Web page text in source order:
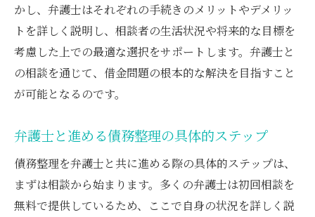
かし、弁護士はそれぞれの手続きのメリットやデメリッ
トを詳しく説明し、相談者の生活状況や将来的な目標を
考慮した上での最適な選択をサポートします。弁護士と
の相談を通じて、借金問題の根本的な解決を目指すこと
が可能となるのです。
弁護士と進める債務整理の具体的ステップ
債務整理を弁護士と共に進める際の具体的ステップは、
まずは相談から始まります。多くの弁護士は初回相談を
無料で提供しているため、ここで自身の状況を詳しく説